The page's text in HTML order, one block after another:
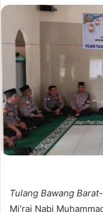
email
Tulang Bawang Barat-
Mi’raj Nabi